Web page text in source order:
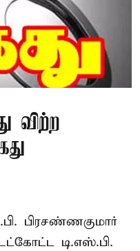
விற்ற
பிரசண்ணகுமார்
டி.எஸ்.பி.